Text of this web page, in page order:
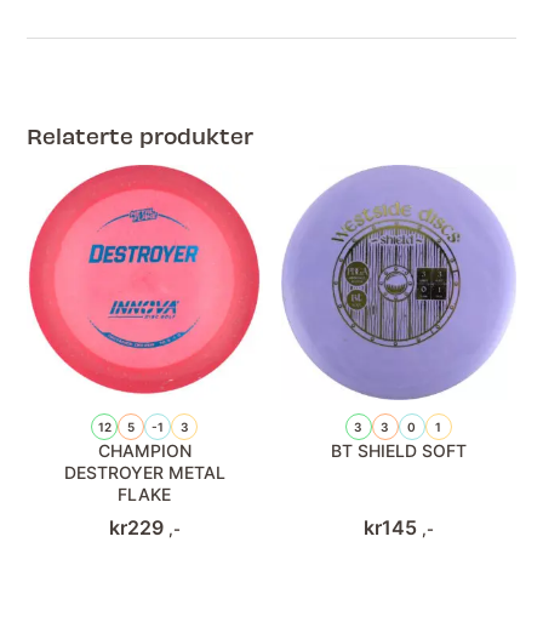
Relaterte produkter
12 5 -1 3
CHAMPION
DESTROYER METAL
FLAKE
kr229 ,-
3 3 0 1
BT SHIELD SOFT
kr145 ,-